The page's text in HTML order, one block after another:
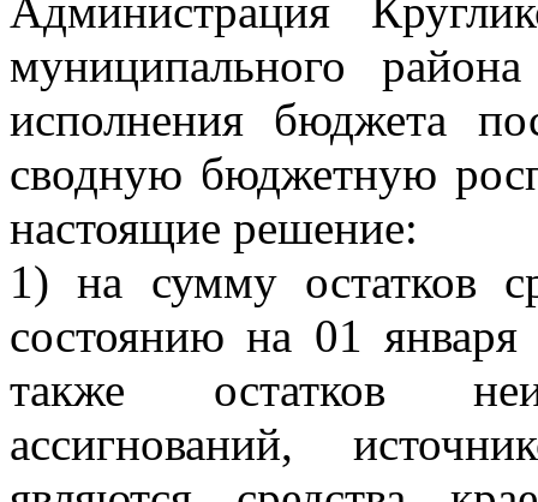
Администрация
муниципального
исполнения бюджета
сводную бюджетную
настоящие решение:
1) на сумму остатков
состоянию на 01 января
также остатков
ассигнований,